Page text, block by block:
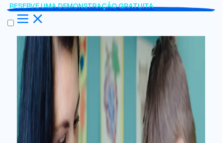
RESERVE UMA DEMONSTRAÇÃO GRATUITA